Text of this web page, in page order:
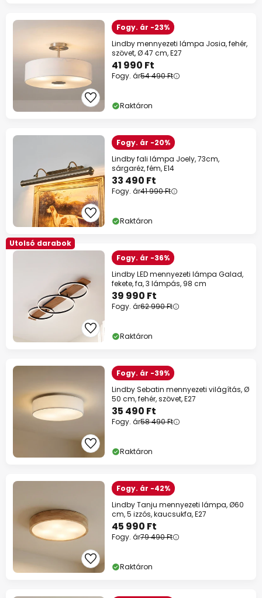
Fogy. ár -23%
Lindby mennyezeti lámpa Josia, fehér,
szövet, Ø 47 cm, E27
41 990 Ft
Fogy. ár54 490 Ft
Raktáron
Fogy. ár -20%
Lindby fali lámpa Joely, 73cm,
sárgaréz, fém, E14
33 490 Ft
Fogy. ár41 990 Ft
Raktáron
Utolsó darabok
Fogy. ár -36%
Lindby LED mennyezeti lámpa Galad,
fekete, fa, 3 lámpás, 98 cm
39 990 Ft
Fogy. ár62 990 Ft
Raktáron
Fogy. ár -39%
Lindby Sebatin mennyezeti világítás, Ø
50 cm, fehér, szövet, E27
35 490 Ft
Fogy. ár58 490 Ft
Raktáron
Fogy. ár -42%
Lindby Tanju mennyezeti lámpa, Ø60
cm, 5 izzós, kaucsukfa, E27
45 990 Ft
Fogy. ár79 490 Ft
Raktáron